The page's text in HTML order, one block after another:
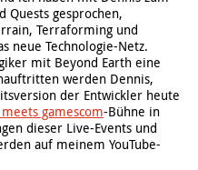
gesprochen,
Terraforming und
neue Technologie-Netz.
mit Beyond Earth eine
werden Dennis,
der Entwickler heute
meets gamescom-Bühne in
dieser Live-Events und
auf meinem YouTube-